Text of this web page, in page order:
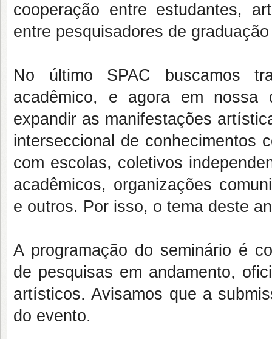
cooperação entre estudantes,
entre pesquisadores de
No último SPAC buscamos
acadêmico, e agora em nossa
expandir as manifestações
interseccional de conhecimentos
com escolas, coletivos
acadêmicos, organizações
e outros. Por isso, o tema deste
A programação do seminário é
de pesquisas em andamento,
artísticos. Avisamos que a
do evento.